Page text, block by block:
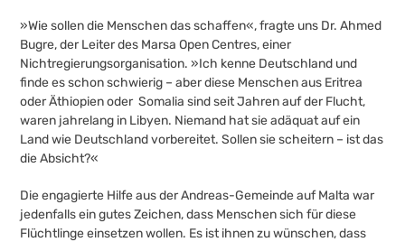
»Wie sollen die Menschen das schaffen«, fragte uns Dr. Ahmed
Bugre, der Leiter des Marsa Open Centres, einer
Nichtregierungsorganisation. »Ich kenne Deutschland und
finde es schon schwierig – aber diese Menschen aus Eritrea
oder Äthiopien oder Somalia sind seit Jahren auf der Flucht,
waren jahrelang in Libyen. Niemand hat sie adäquat auf ein
Land wie Deutschland vorbereitet. Sollen sie scheitern – ist das
die Absicht?«
Die engagierte Hilfe aus der Andreas-Gemeinde auf Malta war
jedenfalls ein gutes Zeichen, dass Menschen sich für diese
Flüchtlinge einsetzen wollen. Es ist ihnen zu wünschen, dass